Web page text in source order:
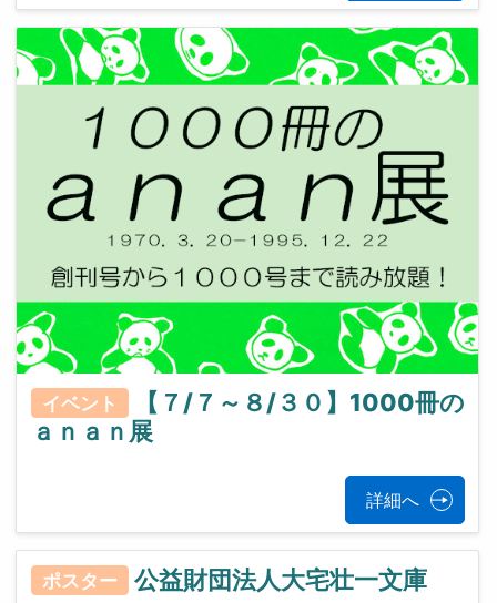
イベント
【７/７～８/３０】1000冊の
ａｎａｎ展
詳細へ
ポスター 公益財団法人大宅壮一文庫